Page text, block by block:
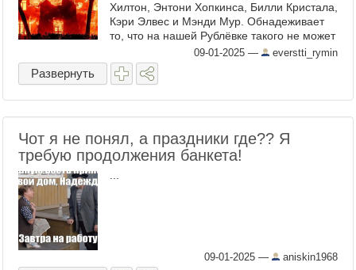
Хилтон, Энтони Хопкинса, Билли Кристала,
Кэри Элвес и Мэнди Мур. Обнадеживает
то, что на нашей Рублёвке такого не может
случиться никогда. Могут дотла сгореть
оба Бутова и ...
09-01-2025 — everstti_rymin
Развернуть
Чот я не понял, а праздники где?? Я
требую продолжения банкета!
09-01-2025 — aniskin1968